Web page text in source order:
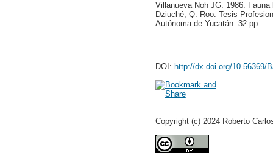
Villanueva Noh JG. 1986.
Dziuché, Q. Roo. Tesis
Autónoma de Yucatán. 32 pp.
DOI: http://dx.doi.org/10.56369/
Copyright (c) 2024 Roberto